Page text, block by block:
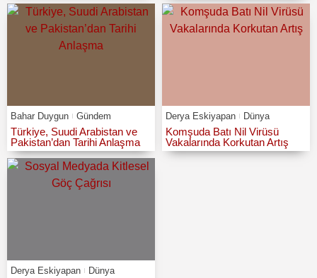
Bahar Duygun Gündem
Türkiye, Suudi Arabistan ve
Pakistan’dan Tarihi Anlaşma
Derya Eskiyapan Dünya
Komşuda Batı Nil Virüsü
Vakalarında Korkutan Artış
Derya Eskiyapan Dünya